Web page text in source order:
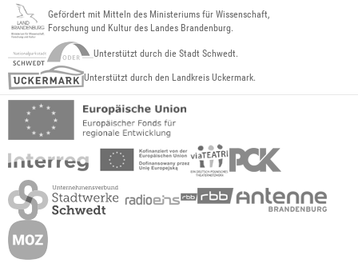
Gefördert mit Mitteln des Ministeriums für Wissenschaft,
Forschung und Kultur des Landes Brandenburg.
Unterstützt durch die Stadt Schwedt.
Unterstützt durch den Landkreis Uckermark.